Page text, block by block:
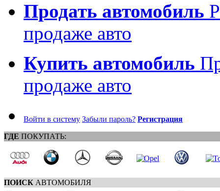
Продать автомобиль
продаже авто
Купить автомобиль
продаже авто
Войти в систему Забыли пароль? Регистрация
ГДЕ ПОКУПАТЬ:
ПОИСК АВТОМОБИЛЯ